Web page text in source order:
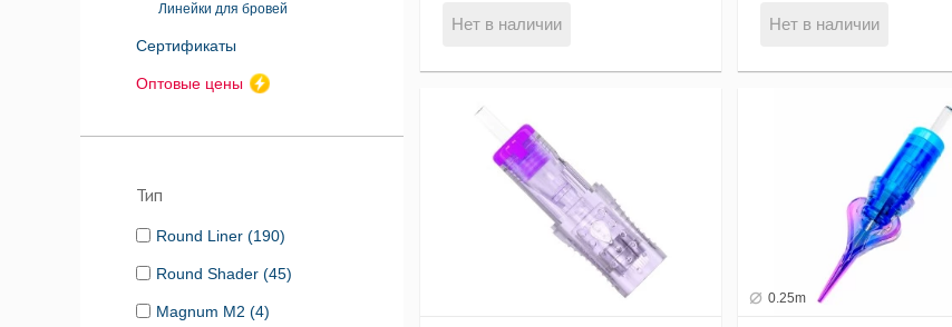
Линейки для бровей
Сертификаты
Оптовые цены
Тип
Round Liner (190)
Round Shader (45)
Magnum M2 (4)
Нет в наличии Нет в наличии
0.25m